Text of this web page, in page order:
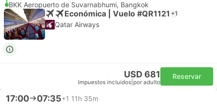
BKK Aeropuerto de Suvarnabhumi, Bangkok
Económica | Vuelo #QR1121 +1
Qatar Airways
USD 681
Impuestos incluidos por adulto
Reservar
17:00 07:35+1 11h 35m